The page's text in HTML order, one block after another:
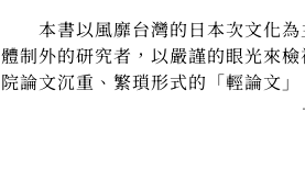
本書以風靡台灣的日本次文化
體制外的研究者，以嚴謹的眼光來
院論文沉重、繁瑣形式的「輕論文
－－胡正光（本書主